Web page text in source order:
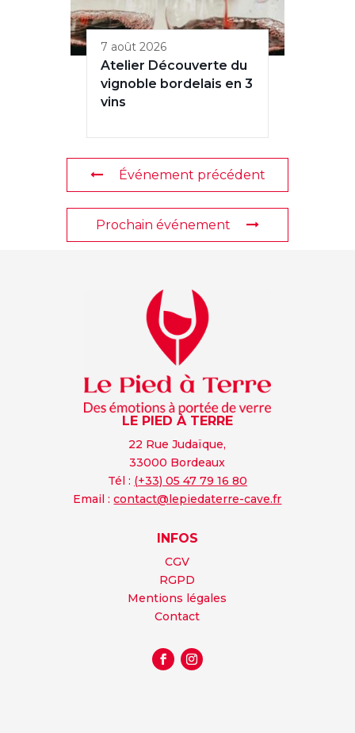
7 août 2026
Atelier Découverte du
vignoble bordelais en 3
vins
Événement précédent
Prochain événement
LE PIED À TERRE
22 Rue Judaïque,
33000 Bordeaux
Tél : (+33) 05 47 79 16 80
Email :contact@lepiedaterre-cave.fr
INFOS
CGV
RGPD
Mentions légales
Contact